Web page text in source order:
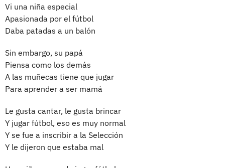
Vi una niña especial
Apasionada por el fútbol
Daba patadas a un balón
Sin embargo, su papá
Piensa como los demás
A las muñecas tiene que jugar
Para aprender a ser mamá
Le gusta cantar, le gusta brincar
Y jugar fútbol, eso es muy normal
Y se fue a inscribir a la Selección
Y le dijeron que estaba mal